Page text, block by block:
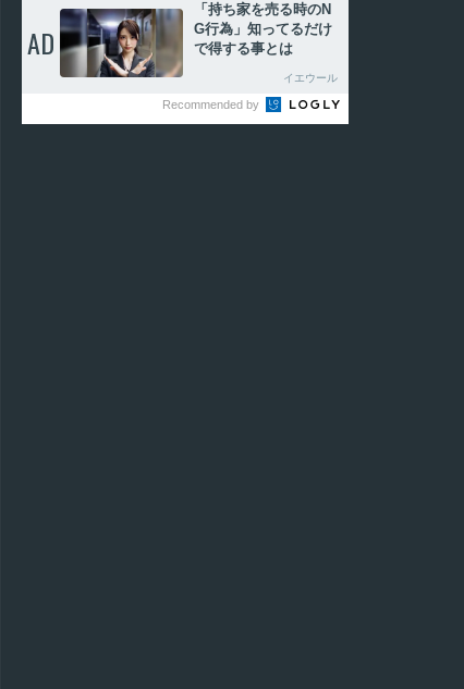
AD
「持ち家を売る時のN
G行為」知ってるだけ
で得する事とは
イエウール
Recommended by